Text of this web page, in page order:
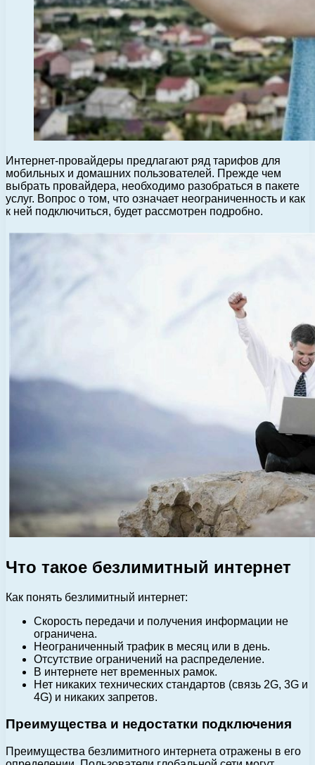
Интернет-провайдеры предлагают ряд тарифов для
мобильных и домашних пользователей. Прежде чем
выбрать провайдера, необходимо разобраться в пакете
услуг. Вопрос о том, что означает неограниченность и как
к ней подключиться, будет рассмотрен подробно.
Что такое безлимитный интернет
Как понять безлимитный интернет:
Скорость передачи и получения информации не
ограничена.
Неограниченный трафик в месяц или в день.
Отсутствие ограничений на распределение.
В интернете нет временных рамок.
Нет никаких технических стандартов (связь 2G, 3G и
4G) и никаких запретов.
Преимущества и недостатки подключения
Преимущества безлимитного интернета отражены в его